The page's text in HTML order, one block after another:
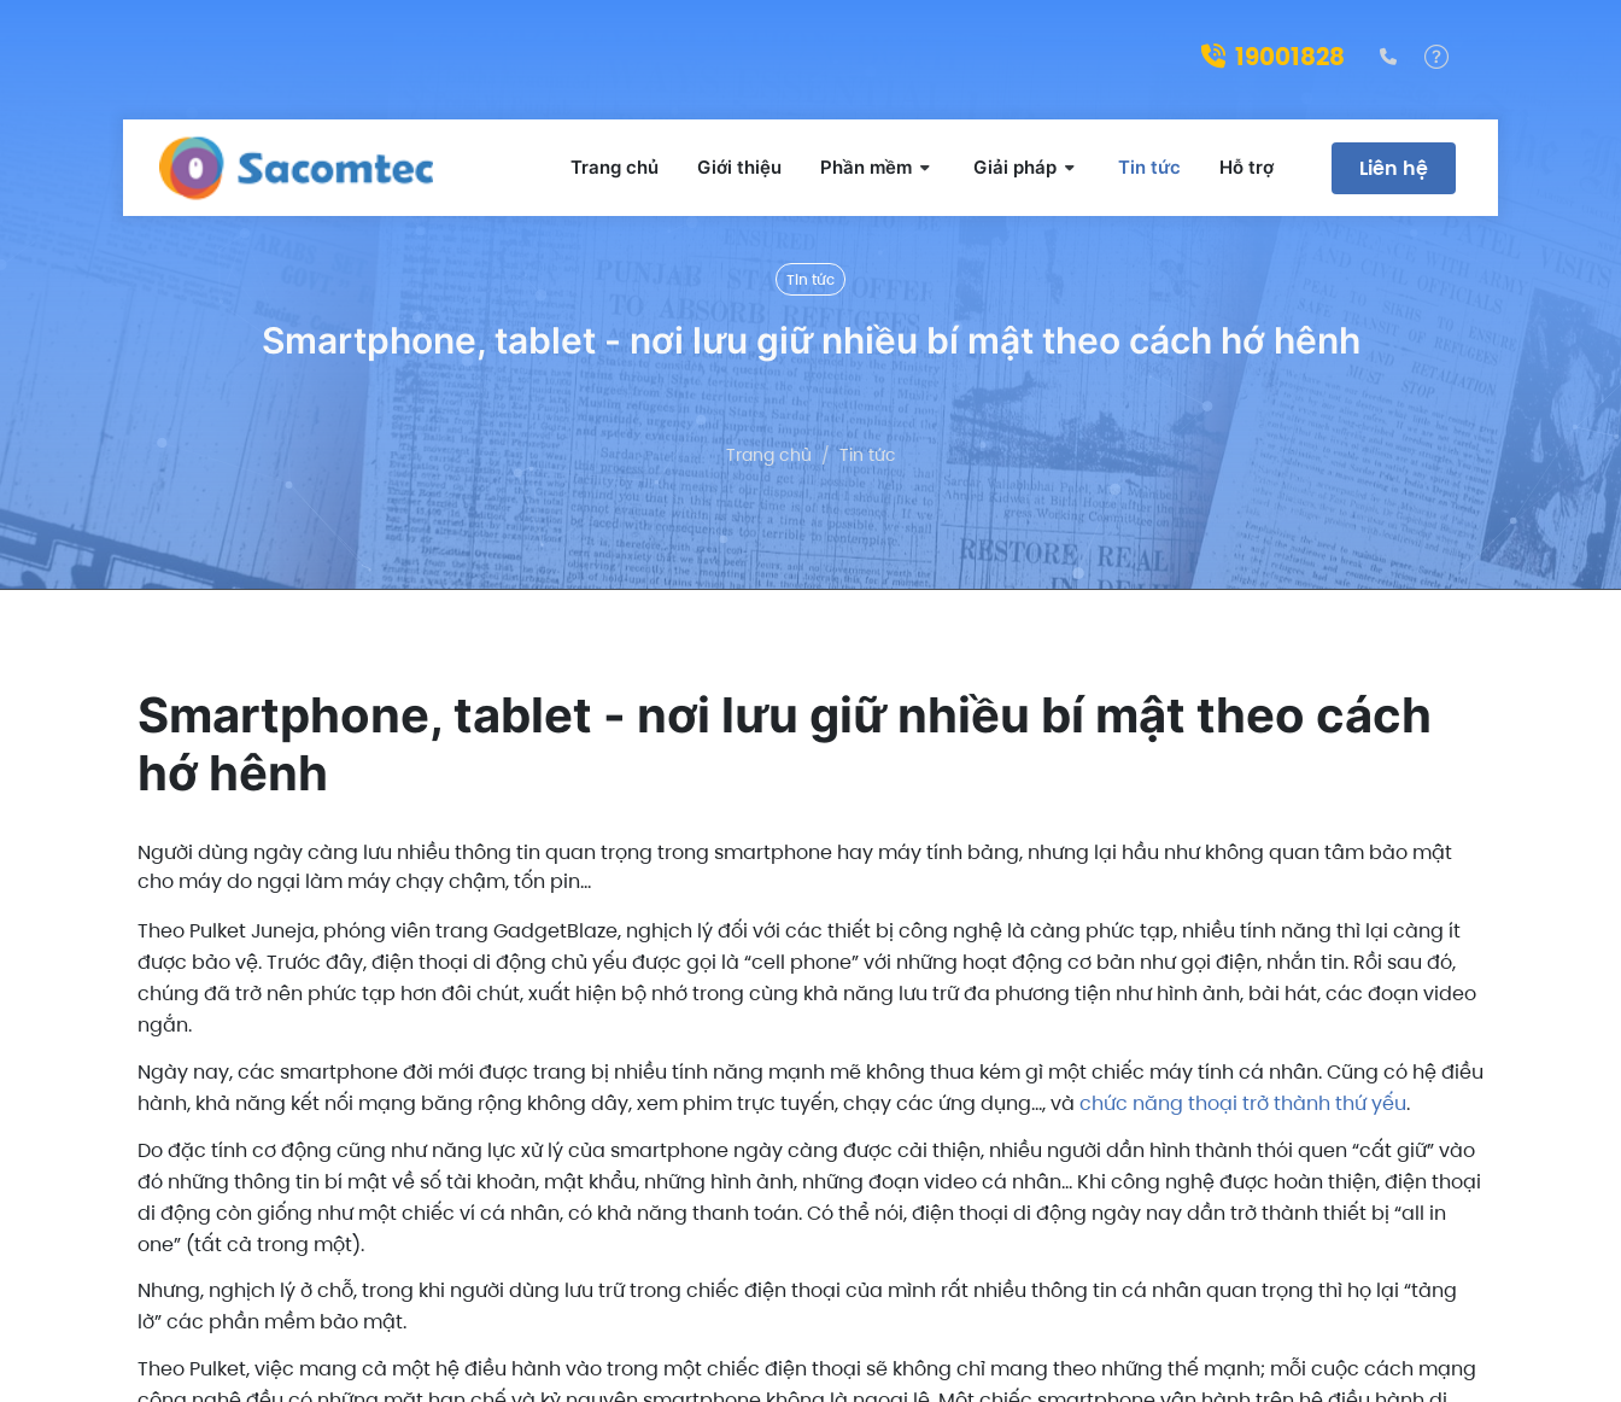
19001828 (028)39322188
Liên hệ
Trang chủ Giới thiệu Phần mềm Giải pháp Tin tức Hỗ trợ
Tin tức
Smartphone, tablet - nơi lưu giữ nhiều bí mật theo cách hớ hênh
Trang chủ Tin tức
Smartphone, tablet - nơi lưu giữ nhiều bí mật theo cách
hớ hênh
Người dùng ngày càng lưu nhiều thông tin quan trọng trong smartphone hay máy tính bảng, nhưng lại hầu như không quan tâm bảo mật
cho máy do ngại làm máy chạy chậm, tốn pin...
Theo Pulket Juneja, phóng viên trang GadgetBlaze, nghịch lý đối với các thiết bị công nghệ là càng phức tạp, nhiều tính năng thì lại càng ít
được bảo vệ. Trước đây, điện thoại di động chủ yếu được gọi là “cell phone” với những hoạt động cơ bản như gọi điện, nhắn tin. Rồi sau đó,
chúng đã trở nên phức tạp hơn đôi chút, xuất hiện bộ nhớ trong cùng khả năng lưu trữ đa phương tiện như hình ảnh, bài hát, các đoạn video
ngắn.
Ngày nay, các smartphone đời mới được trang bị nhiều tính năng mạnh mẽ không thua kém gì một chiếc máy tính cá nhân. Cũng có hệ điều
hành, khả năng kết nối mạng băng rộng không dây, xem phim trực tuyến, chạy các ứng dụng..., và chức năng thoại trở thành thứ yếu.
Do đặc tính cơ động cũng như năng lực xử lý của smartphone ngày càng được cải thiện, nhiều người dần hình thành thói quen “cất giữ” vào
đó những thông tin bí mật về số tài khoản, mật khẩu, những hình ảnh, những đoạn video cá nhân… Khi công nghệ được hoàn thiện, điện thoại
di động còn giống như một chiếc ví cá nhân, có khả năng thanh toán. Có thể nói, điện thoại di động ngày nay dần trở thành thiết bị “all in
one” (tất cả trong một).
Nhưng, nghịch lý ở chỗ, trong khi người dùng lưu trữ trong chiếc điện thoại của mình rất nhiều thông tin cá nhân quan trọng thì họ lại “tảng
lờ” các phần mềm bảo mật.
Theo Pulket, việc mang cả một hệ điều hành vào trong một chiếc điện thoại sẽ không chỉ mang theo những thế mạnh; mỗi cuộc cách mạng